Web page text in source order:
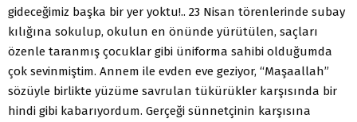
gideceğimiz başka bir yer yoktu!.. 23 Nisan törenlerinde subay
kılığına sokulup, okulun en önünde yürütülen, saçları
özenle taranmış çocuklar gibi üniforma sahibi olduğumda
çok sevinmiştim. Annem ile evden eve geziyor, “Maşaallah”
sözüyle birlikte yüzüme savrulan tükürükler karşısında bir
hindi gibi kabarıyordum. Gerçeği sünnetçinin karşısına